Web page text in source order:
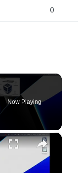
0
Now Playing
×